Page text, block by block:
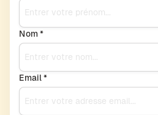
Nom *
Email *